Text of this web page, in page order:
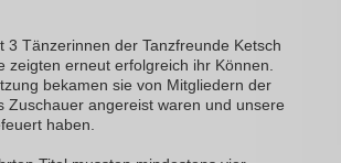
3 Tänzerinnen der Tanzfreunde Ketsch
zeigten erneut erfolgreich ihr Können.
bekamen sie von Mitgliedern der
Zuschauer angereist waren und unsere
haben.